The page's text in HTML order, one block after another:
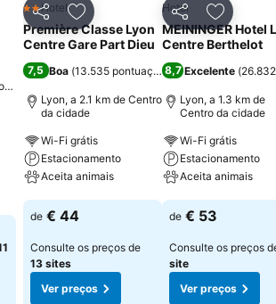
favoritos
PartilharAdicionar aos favoritos
2 Estrelas
Hotel
Première Classe Lyon
Centre Gare Part Dieu
7,5 Boa (13.535 pontuações)
Lyon, a 2.1 km de Centro
da cidade
Wi-Fi grátis
Estacionamento
Aceita animais
Ver preços
de € 44
Consulte os preços de
13 sites
Ver preços
Partilhar
Hotel
MEININGER Hotel
Centre Berthelot
8,7 Excelente (
Lyon, a 1.3 km de
Centro da cidade
Wi-Fi grátis
Estacionamento
Aceita animais
Ver preços
de € 53
Consulte os preços
site
Ver preços